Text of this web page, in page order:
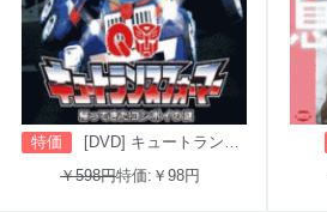
特価
[DVD] キュートランスフォーマー 帰ってきたコンボイの謎
￥598円特価:￥98円